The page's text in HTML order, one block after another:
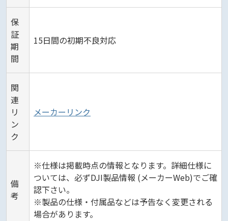
保
証
期
間
15日間の初期不良対応
関
連
リ
ン
ク
メーカーリンク
備
考
※仕様は掲載時点の情報となります。詳細仕様に
ついては、必ずDJI製品情報 (メーカーWeb)でご確
認下さい。
※製品の仕様・付属品などは予告なく変更される
場合があります。